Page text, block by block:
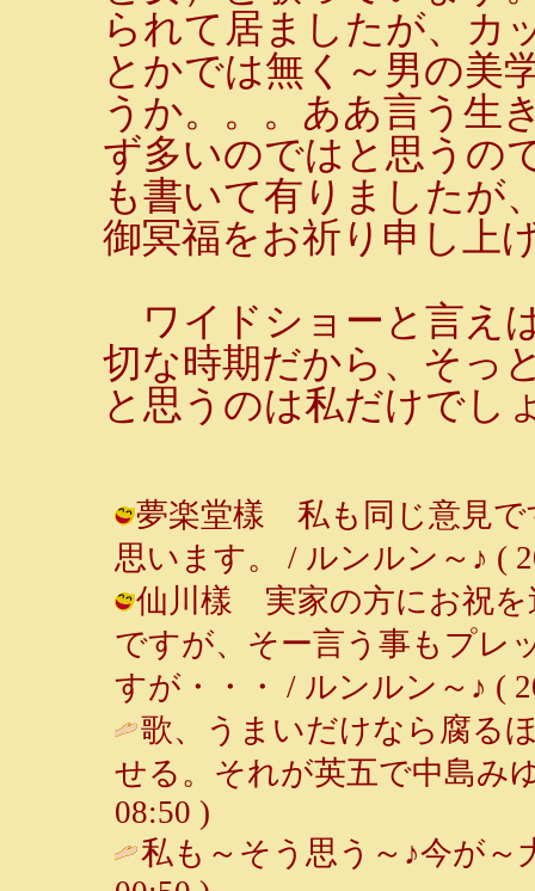
られて居ましたが、カ
とかでは無く～男の美
うか。。。ああ言う生
ず多いのではと思うの
も書いて有りましたが
御冥福をお祈り申し上
ワイドショーと言え
切な時期だから、そっ
と思うのは私だけでし
夢楽堂樣 私も同じ意見で
思います。 / ルンルン～♪ (
仙川樣 実家の方にお祝を
ですが、そー言う事もプレ
すが・・・ / ルンルン～♪ (
歌、うまいだけなら腐る
せる。それが英五で中島み
08:50 )
私も～そう思う～♪今が